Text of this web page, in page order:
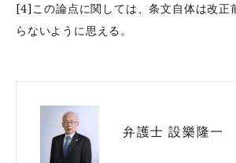
[4]この論点に関しては、条文自体は改正
らないように思える。
弁護士 設樂隆一